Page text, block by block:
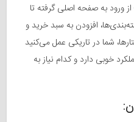
ورود به صفحه اصلی گرفته تا
افزودن به سبد خرید و
شما در تاریکی عمل می‌کنید
خوبی دارد و کدام نیاز به